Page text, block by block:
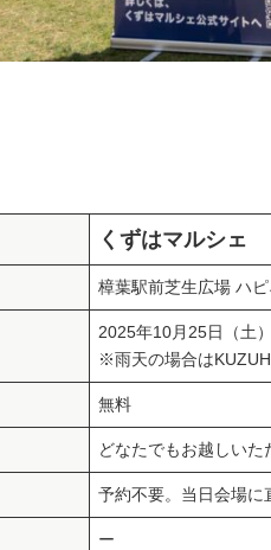
くずはマルシェ
樟葉駅前芝生広場 ハ
2025年10月25日（土
※雨天の場合は
無料
どなたでもお越しいた
予約不要。当日会場に
ー